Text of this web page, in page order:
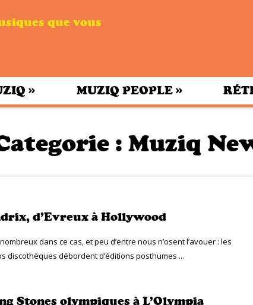
que vous
» MUZIQ PEOPLE »
: Muziq
d’Evreux à Hollywood
dans ce cas, et peu d’entre nous n’osent l’avouer : les
discothèques débordent d’éditions posthumes ...
Stones olympiques à L’Olympia